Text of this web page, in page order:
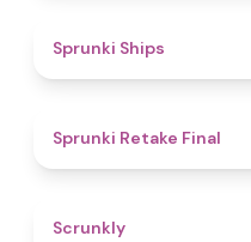
Sprunki Ships
Sprunki Retake Final
Scrunkly